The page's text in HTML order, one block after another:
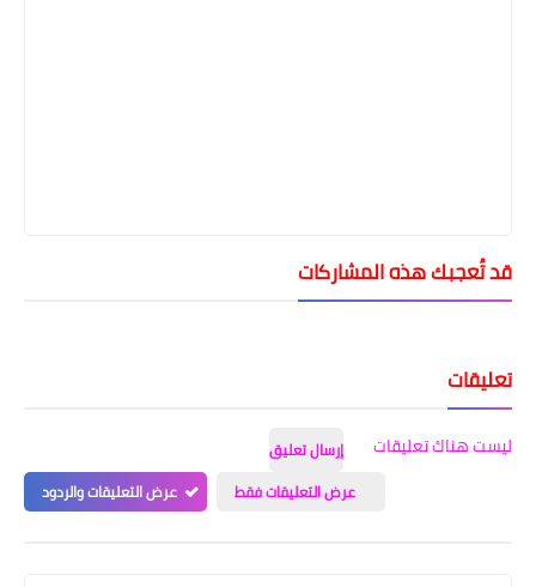
قد تُعجبك هذه المشاركات
تعليقات
ليست هناك تعليقات
إرسال تعليق
عرض التعليقات فقط
عرض التعليقات والردود